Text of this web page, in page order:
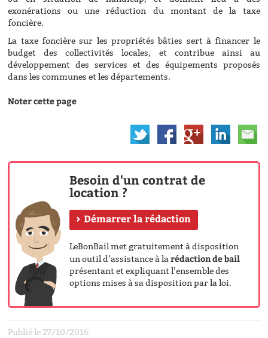
exonérations ou une réduction du montant de la taxe
foncière.
La taxe foncière sur les propriétés bâties sert à financer le
budget des collectivités locales, et contribue ainsi au
développement des services et des équipements proposés
dans les communes et les départements.
Noter cette page
Besoin d'un contrat de
location ?
Démarrer la rédaction
LeBonBail met gratuitement à disposition
un outil d’assistance à larédaction de bail
présentant et expliquant l’ensemble des
options mises à sa disposition par la loi.
Publié le 27/10/2016